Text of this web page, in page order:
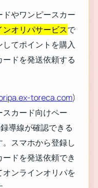
やワンピースカー
ンオリパサービスで
てポイントを購入
ドを発送依頼する
toreca.com)
カード向けペー
導線が確認できる
スマホから登録し
ドを発送依頼でき
ンラインオリパを